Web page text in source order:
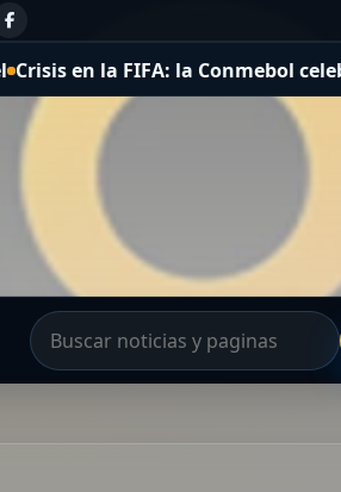
FIFA: la Conmebol celebró que